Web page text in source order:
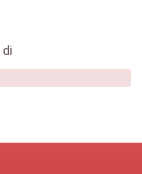
di